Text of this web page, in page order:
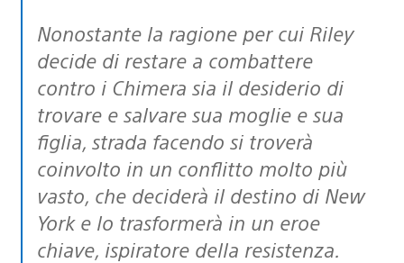
Nonostante la ragione per cui Riley
decide di restare a combattere
contro i Chimera sia il desiderio di
trovare e salvare sua moglie e sua
figlia, strada facendo si troverà
coinvolto in un conflitto molto più
vasto, che deciderà il destino di New
York e lo trasformerà in un eroe
chiave, ispiratore della resistenza.